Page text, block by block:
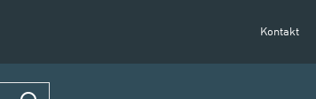
Kontakt